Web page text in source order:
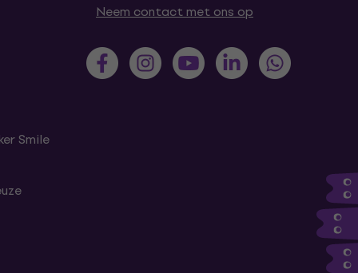
Smile
Neem contact met ons op